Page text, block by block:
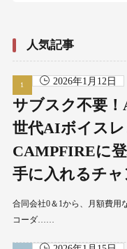
人気記事
2026年1月12日
サブスク不要
世代AIボイス
CAMPFIREに
手に入れるチャ
合同会社0＆1から、月額費用
コーダ……